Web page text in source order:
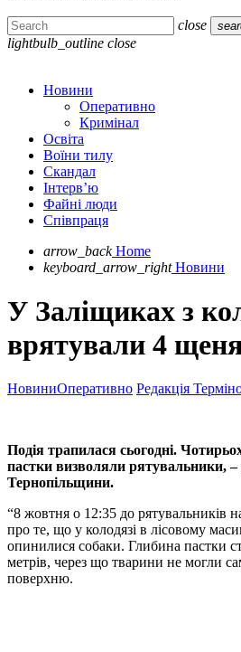
close
lightbulb_outline close
Новини
Оперативно
Кримінал
Освіта
Воїни тилу
Скандал
Інтерв’ю
Файні люди
Співпраця
arrow_back Home
keyboard_arrow_right Новини
У Заліщиках з
врятували 4
НовиниОперативно Редакція
Подія трапилася сьогодні.
пастки визволяли рятувальники,
Тернопільщини.
“8 жовтня о 12:35 до рятувальників
про те, що у колодязі в лісовому
опинилися собаки. Глибина пастки
метрів, через що тварини не могли
поверхню.